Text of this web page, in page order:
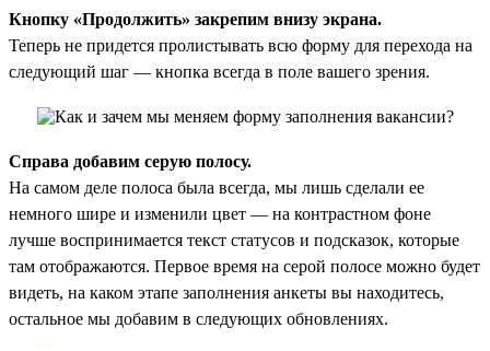
Кнопку «Продолжить» закрепим внизу экрана.
Теперь не придется пролистывать всю форму для перехода на
следующий шаг — кнопка всегда в поле вашего зрения.
Справа добавим серую полосу.
На самом деле полоса была всегда, мы лишь сделали ее
немного шире и изменили цвет — на контрастном фоне
лучше воспринимается текст статусов и подсказок, которые
там отображаются. Первое время на серой полосе можно будет
видеть, на каком этапе заполнения анкеты вы находитесь,
остальное мы добавим в следующих обновлениях.